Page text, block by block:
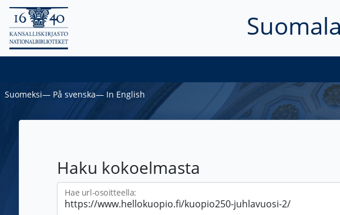
Suomeksi― På svenska― In English
Haku kokoelmasta
Hae url-osoitteella: